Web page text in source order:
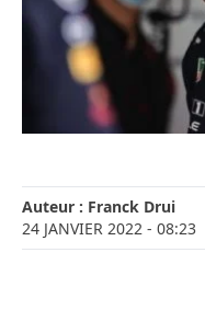
Auteur : Franck Drui
24 JANVIER 2022 - 08:23